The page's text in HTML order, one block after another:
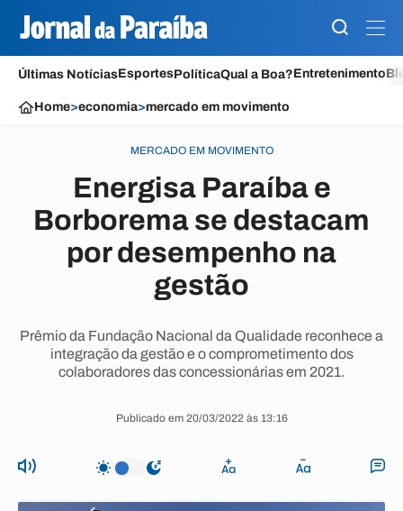
Últimas NotíciasEsportesPolíticaQual a Boa?Entretenimento
Home>economia>mercado em movimento
MERCADO EM MOVIMENTO
Energisa Paraíba e
Borborema se destacam
por desempenho na
gestão
Prêmio da Fundação Nacional da Qualidade reconhece a
integração da gestão e o comprometimento dos
colaboradores das concessionárias em 2021.
Publicado em 20/03/2022 às 13:16